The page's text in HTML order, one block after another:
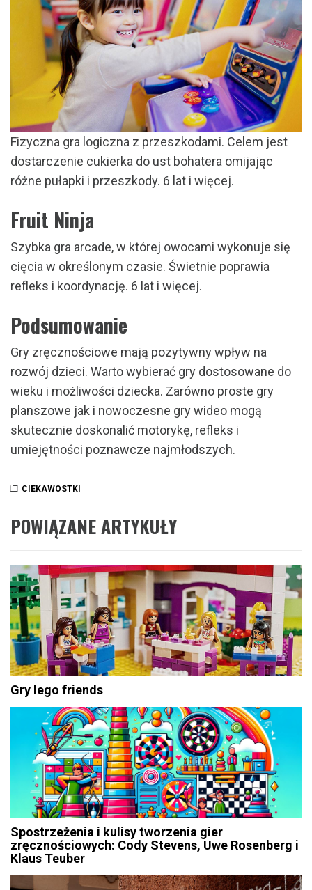
Fizyczna gra logiczna z przeszkodami. Celem jest
dostarczenie cukierka do ust bohatera omijając
różne pułapki i przeszkody. 6 lat i więcej.
Fruit Ninja
Szybka gra arcade, w której owocami wykonuje się
cięcia w określonym czasie. Świetnie poprawia
refleks i koordynację. 6 lat i więcej.
Podsumowanie
Gry zręcznościowe mają pozytywny wpływ na
rozwój dzieci. Warto wybierać gry dostosowane do
wieku i możliwości dziecka. Zarówno proste gry
planszowe jak i nowoczesne gry wideo mogą
skutecznie doskonalić motorykę, refleks i
umiejętności poznawcze najmłodszych.
CIEKAWOSTKI
POWIĄZANE ARTYKUŁY
Gry lego friends
Spostrzeżenia i kulisy tworzenia gier
zręcznościowych: Cody Stevens, Uwe Rosenberg i
Klaus Teuber